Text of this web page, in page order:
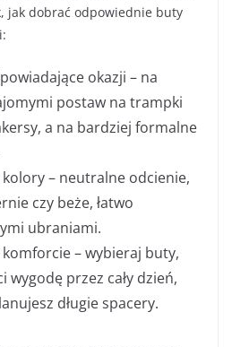
jak dobrać odpowiednie buty
okazji – na
postaw na trampki
a na bardziej formalne
– neutralne odcienie,
czy beże, łatwo
ubraniami.
– wybieraj buty,
wygodę przez cały dzień,
długie spacery.